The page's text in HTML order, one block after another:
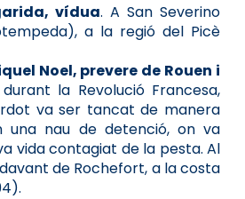
vídua. A San Severino
a la regió del Picè
Noel, prevere de Rouen i
la Revolució Francesa,
va ser tancat de manera
una nau de detenció, on va
vida contagiat de la pesta. Al
de Rochefort, a la costa